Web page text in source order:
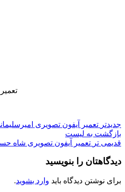
جدیدتر تعمیر آیفون تصویری
بازگشت به لیست
قدیمی تر تعمیر آیفون تصویری شاه
دیدگاهتان را بنویسید
برای نوشتن دیدگاه باید وارد بشوید.